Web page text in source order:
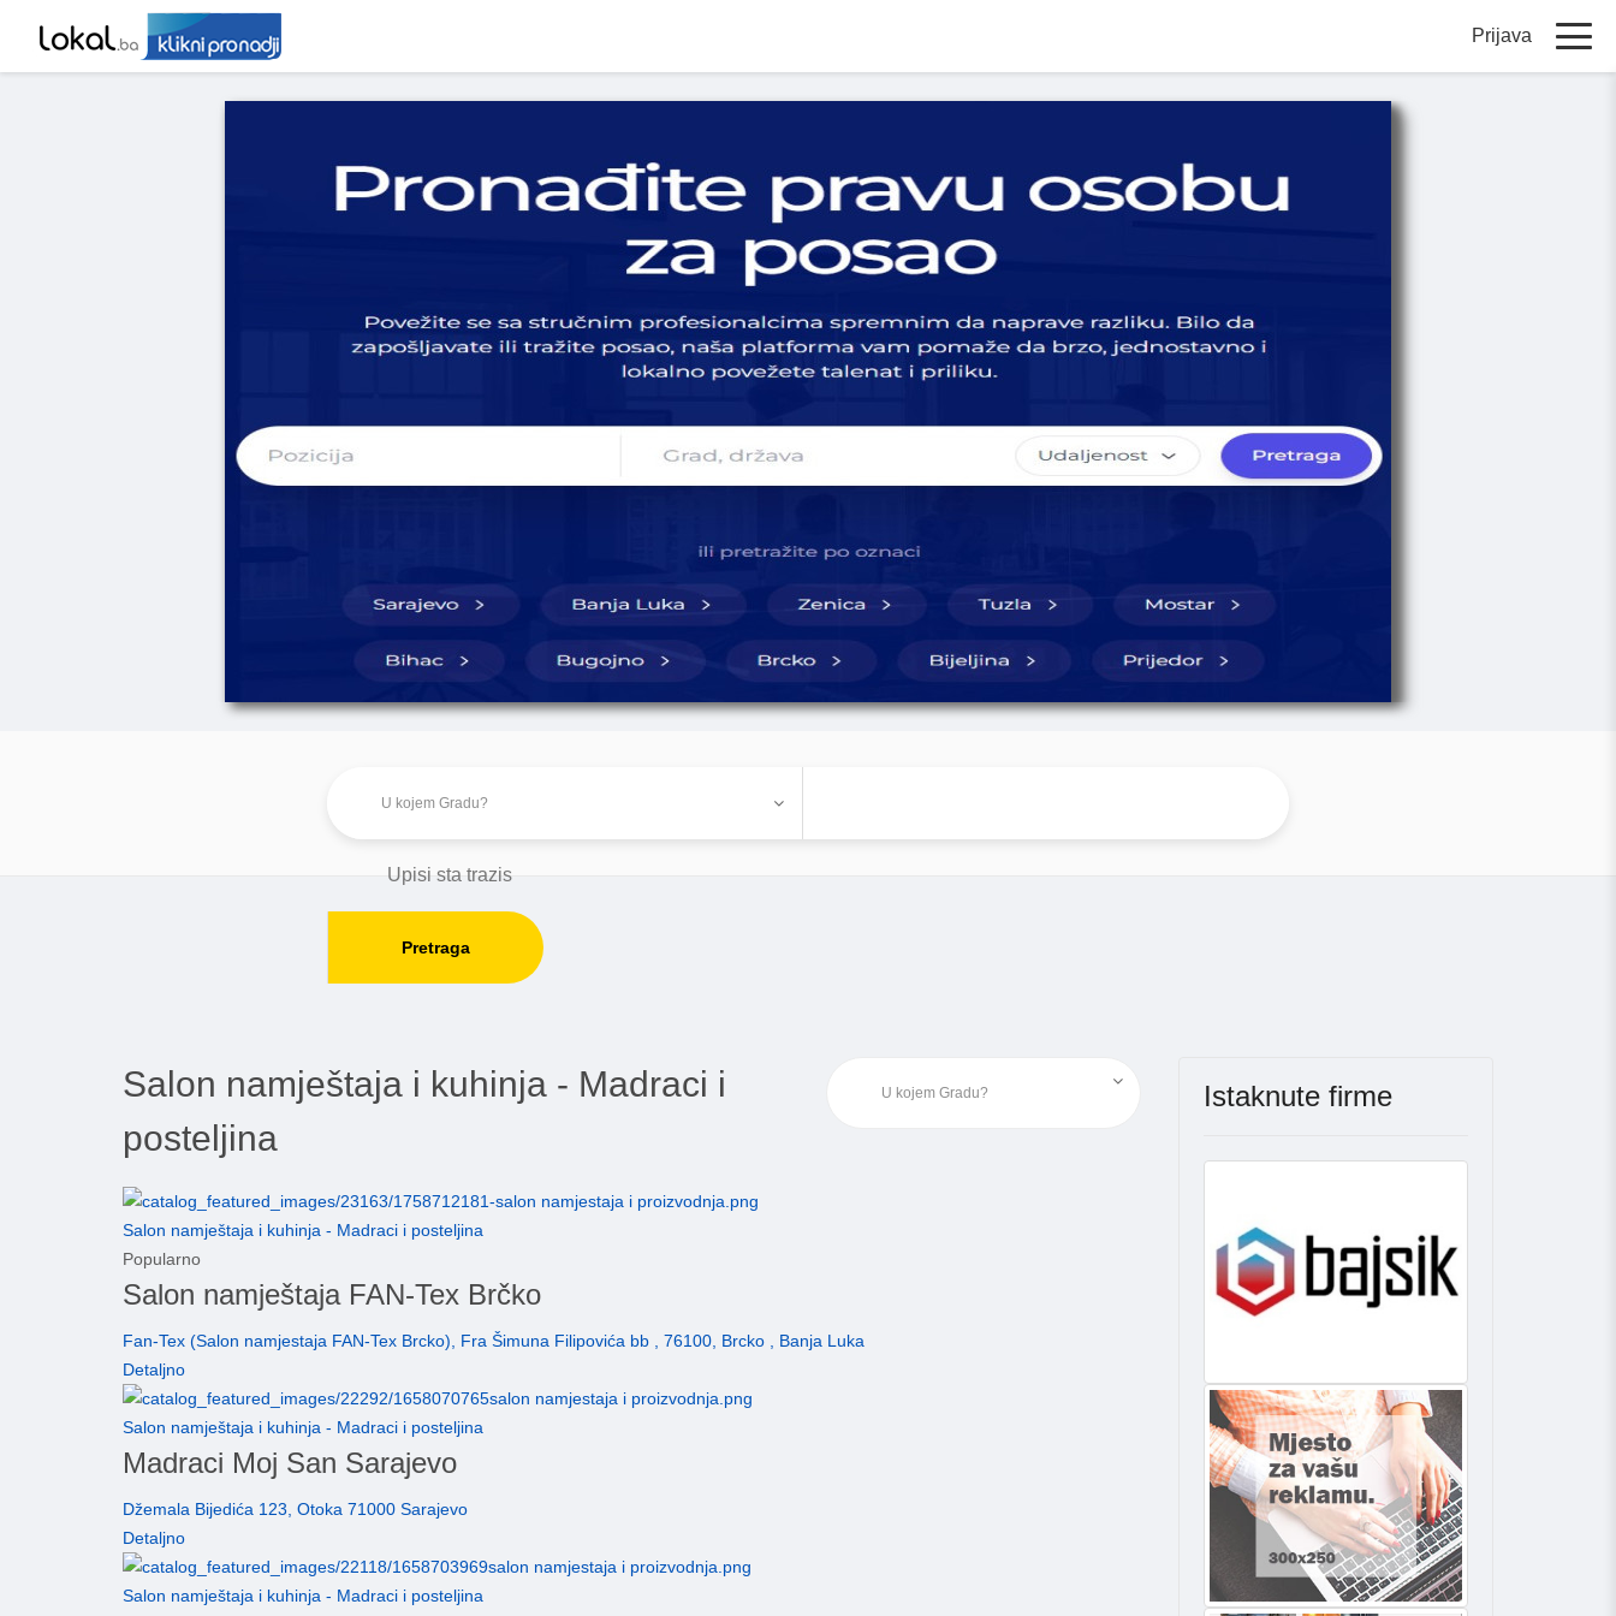
Prijava
Pretraga
Salon namještaja i kuhinja - Madraci i
posteljina
Salon namještaja i kuhinja - Madraci i posteljina
Popularno
Salon namještaja FAN-Tex Brčko
Fan-Tex (Salon namjestaja FAN-Tex Brcko), Fra Šimuna Filipovića bb , 76100, Brcko , Banja Luka
Detaljno
Salon namještaja i kuhinja - Madraci i posteljina
Madraci Moj San Sarajevo
Džemala Bijedića 123, Otoka 71000 Sarajevo
Detaljno
Salon namještaja i kuhinja - Madraci i posteljina
Istaknute firme